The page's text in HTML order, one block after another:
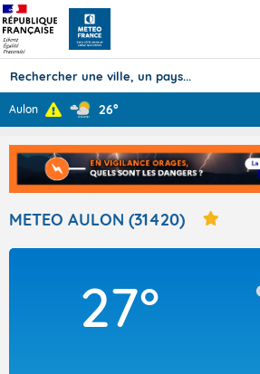
Prévisions
TOUS LES RÉSULTATS
Articles
Aulon 26°
METEO AULON (31420)
27°